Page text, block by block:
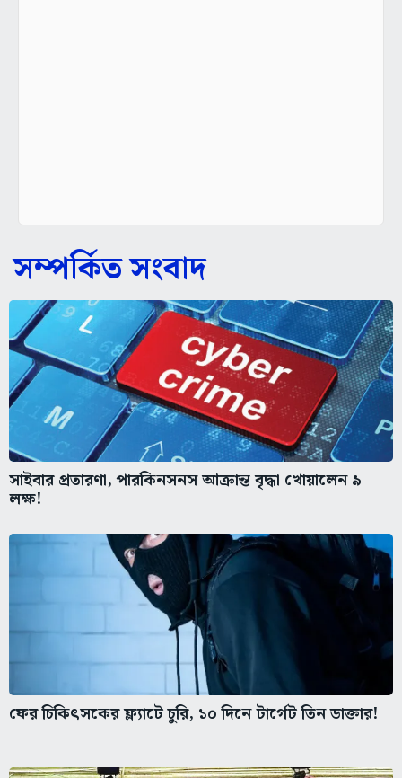
সম্পর্কিত সংবাদ
সাইবার প্রতারণা, পারকিনসনস আক্রান্ত বৃদ্ধা খোয়ালেন ৯
লক্ষ!
ফের চিকিৎসকের ফ্ল্যাটে চুরি, ১০ দিনে টার্গেট তিন ডাক্তার!